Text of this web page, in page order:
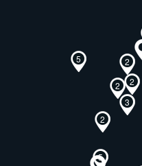
5
2
2
5
3
2
2